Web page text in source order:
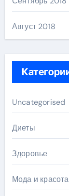
Август 2018
Uncategorised
Диеты
Здоровье
Мода и красота